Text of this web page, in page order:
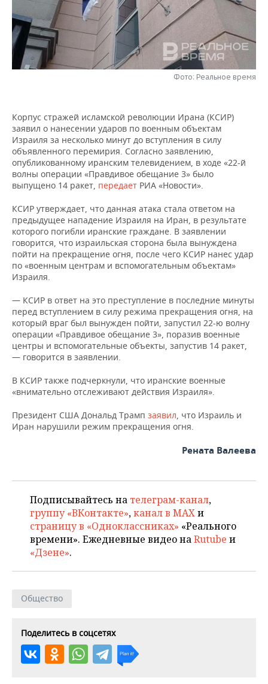
НЕФТЕХИМИЯ
НЕФТЬ
ОПК
РОЗНИЧНАЯ ТОРГОВЛЯ
ТРАНСПОРТ
НОВОСТИ ТЕХНОЛОГИЙ
IT
МЕРОПРИЯТИЯ
НОВОСТИ МЕРОПРИЯТИЙ
ONLINE-КОНФЕРЕНЦИИ
ОТКРЫТАЯ ЛЕКЦИЯ
СПОРТ
ХОККЕЙ
БАСКЕТБОЛ
ВОЛЕЙБОЛ
КИБЕРСПОРТ
ФИГУРНОЕ КАТАНИЕ
ВОДНЫЕ ВИДЫ СПОРТА
ХОККЕЙ С МЯЧОМ
ВЛАСТЬ
ИНФРАСТРУКТУРА
ИСТОРИЯ
КУЛЬТУРА
МЕДИЦИНА
ОБРАЗОВАНИЕ
ПРОИСШЕСТВИЯ
СЮЖЕТЫ
СПРАВОЧНИК
СПИСОК ПЕРСОН
СПИСОК КОМПАНИЙ
ПОЛНАЯ ВЕРСИЯ
Фото: Реальное время
Корпус стражей исламской революции Ирана (КСИР)
заявил о нанесении ударов по военным объектам
Израиля за несколько минут до вступления в силу
объявленного перемирия. Согласно заявлению,
опубликованному иранским телевидением, в ходе «22-й
волны операции «Правдивое обещание 3» было
выпущено 14 ракет, передает РИА «Новости».
КСИР утверждает, что данная атака стала ответом на
предыдущее нападение Израиля на Иран, в результате
которого погибли иранские граждане. В заявлении
говорится, что израильская сторона была вынуждена
пойти на прекращение огня, после чего КСИР нанес удар
по «военным центрам и вспомогательным объектам»
Израиля.
— КСИР в ответ на это преступление в последние минуты
перед вступлением в силу режима прекращения огня, на
который враг был вынужден пойти, запустил 22-ю волну
операции «Правдивое обещание 3», поразив военные
центры и вспомогательные объекты, запустив 14 ракет,
— говорится в заявлении.
В КСИР также подчеркнули, что иранские военные
«внимательно отслеживают действия Израиля».
Президент США Дональд Трамп заявил, что Израиль и
Иран нарушили режим прекращения огня.
Рената Валеева
Подписывайтесь на телеграм-канал,
группу «ВКонтакте»,канал в MAXи
страницу в «Одноклассниках» «Реального
времени». Ежедневные видео наRutube и
«Дзене».
Общество
Поделитесь в соцсетях